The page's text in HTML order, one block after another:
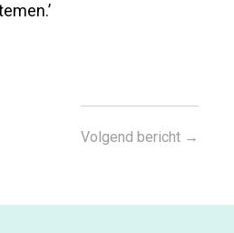
Volgend bericht→